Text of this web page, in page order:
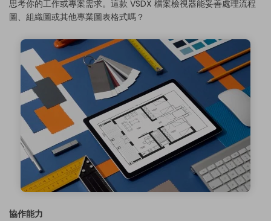
思考你的工作或專案需求。這款 VSDX 檔案檢視器能妥善處理流程
圖、組織圖或其他專業圖表格式嗎？
協作能力